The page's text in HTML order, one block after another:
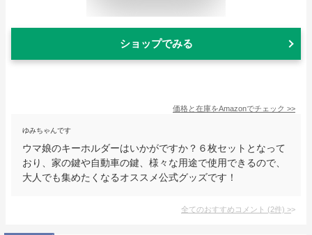
ショップでみる
価格と在庫をAmazonでチェック >>
ゆみちゃんです
ウマ娘のキーホルダーはいかがですか？６枚セットとなって
おり、家の鍵や自動車の鍵、様々な用途で使用できるので、
大人でも集めたくなるオススメ公式グッズです！
全てのおすすめコメント (2件) >